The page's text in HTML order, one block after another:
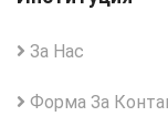
За Нас
Форма За